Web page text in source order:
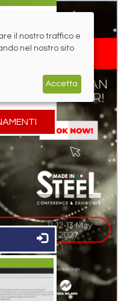
il nostro traffico e
nel nostro sito
Accetta